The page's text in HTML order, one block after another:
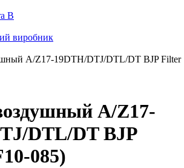
B
виробник
A/Z17-19DTH/DTJ/DTL/DT BJP Filter
A/Z17-
DTL/DT BJP
085)